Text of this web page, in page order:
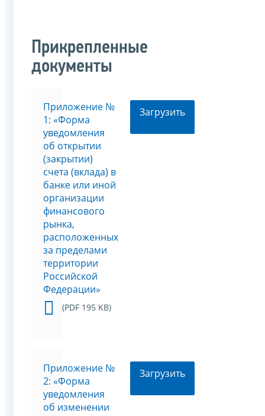
Прикрепленные
документы
Приложение №
1: «Форма
уведомления
об открытии
(закрытии)
счета (вклада) в
банке или иной
организации
финансового
рынка,
расположенных
за пределами
территории
Российской
Федерации»
(PDF 195 KB)
Загрузить
Приложение №
2: «Форма
уведомления
об изменении
Загрузить